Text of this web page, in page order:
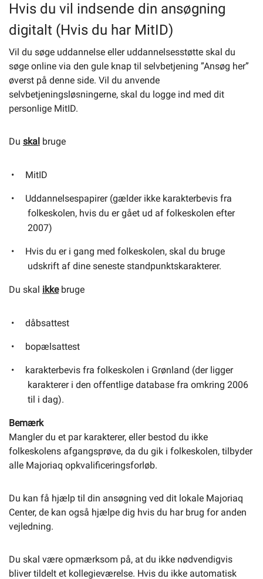
Hvis du vil indsende din ansøgning
digitalt (Hvis du har MitID)
Vil du søge uddannelse eller uddannelsesstøtte skal du
søge online via den gule knap til selvbetjening ”Ansøg her”
øverst på denne side. Vil du anvende
selvbetjeningsløsningerne, skal du logge ind med dit
personlige MitID.
Du skal bruge
MitID
Uddannelsespapirer (gælder ikke karakterbevis fra
folkeskolen, hvis du er gået ud af folkeskolen efter
2007)
Hvis du er i gang med folkeskolen, skal du bruge
udskrift af dine seneste standpunktskarakterer.
Du skal ikkebruge
dåbsattest
bopælsattest
karakterbevis fra folkeskolen i Grønland (der ligger
karakterer i den offentlige database fra omkring 2006
til i dag).
Bemærk
Mangler du et par karakterer, eller bestod du ikke
folkeskolens afgangsprøve, da du gik i folkeskolen, tilbyder
alle Majoriaq opkvalificeringsforløb.
Du kan få hjælp til din ansøgning ved dit lokale Majoriaq
Center, de kan også hjælpe dig hvis du har brug for anden
vejledning.
Du skal være opmærksom på, at du ikke nødvendigvis
bliver tildelt et kollegieværelse. Hvis du ikke automatisk